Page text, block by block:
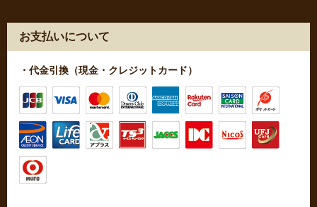
お支払いについて
・代金引換（現金・クレジットカード）